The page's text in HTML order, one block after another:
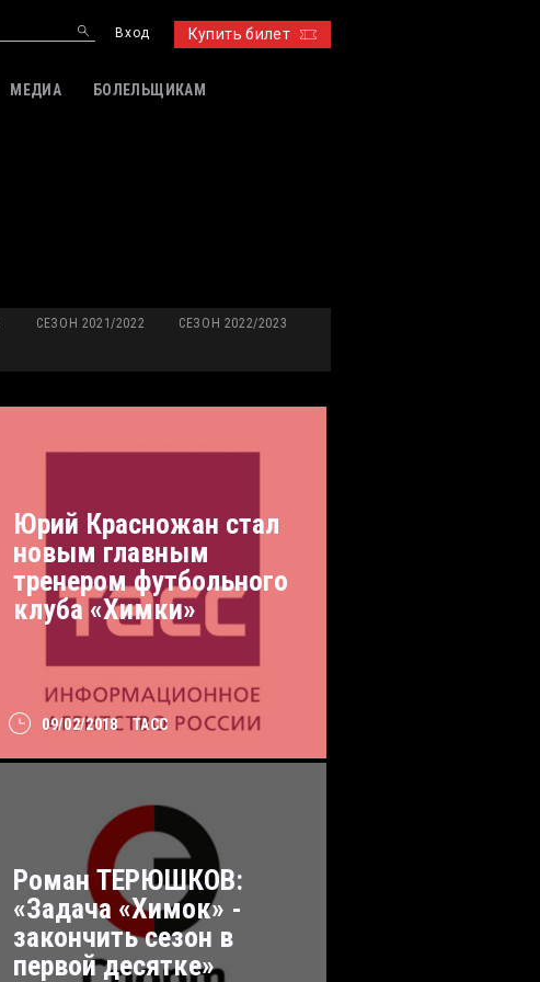
Купить билет
Вход
МЕДИА БОЛЕЛЬЩИКАМ
СЕЗОН 2021/2022 СЕЗОН 2022/2023
09/02/2018 ТАСС
Юрий Красножан стал
новым главным
тренером футбольного
клуба «Химки»
Роман ТЕРЮШКОВ:
«Задача «Химок» -
закончить сезон в
первой десятке»